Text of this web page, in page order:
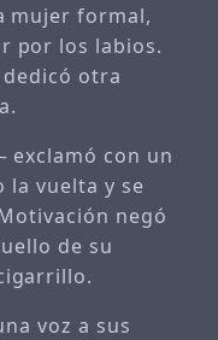
mujer formal,
por los labios.
otra
exclamó con un
vuelta y se
negó
de su
voz a sus